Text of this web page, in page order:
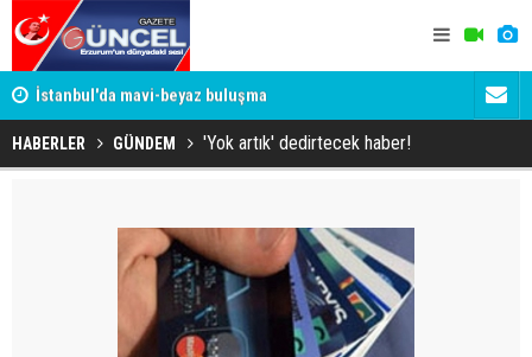
İstanbul'da mavi-beyaz buluşma
HABERLER GÜNDEM 'Yok artık' dedirtecek haber!